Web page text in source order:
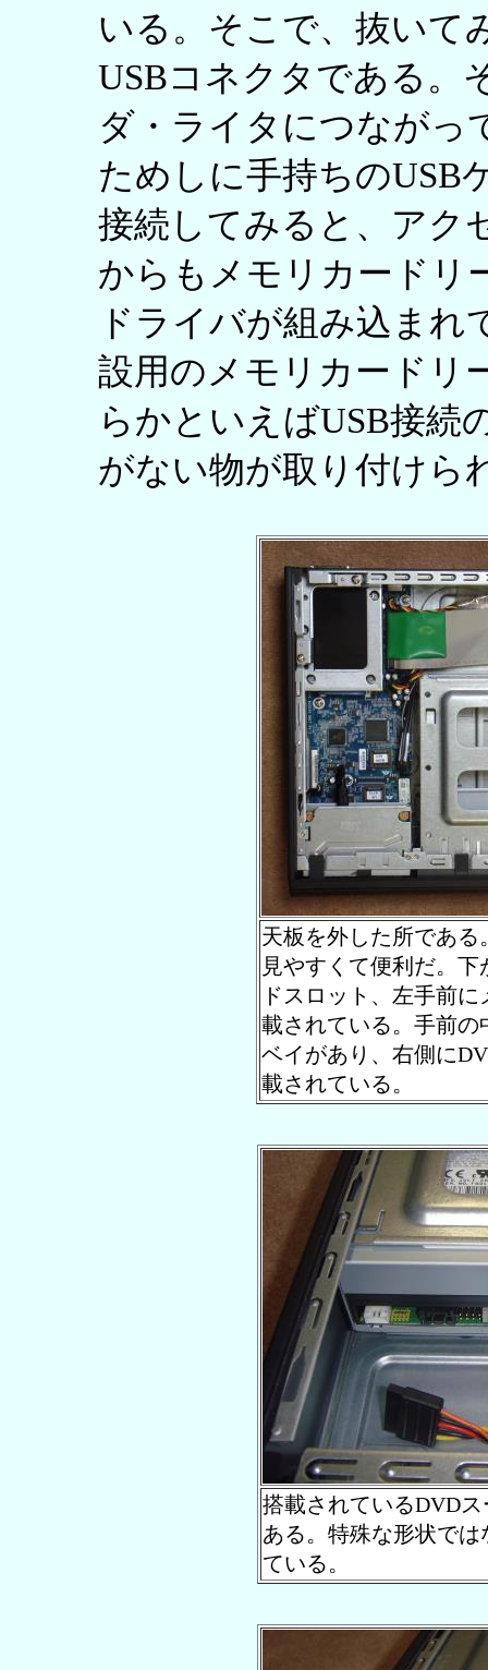
いる。そこで、抜いて
USBコネクタである。
ダ・ライタにつながっ
ためしに手持ちのUSB
接続してみると、アク
からもメモリカードリ
ドライバが組み込まれ
設用のメモリカードリ
らかといえばUSB接続
がない物が取り付けら
天板を外した所であ
見やすくて便利だ。
ドスロット、左手前
載されている。手前の
ベイがあり、右側に
載されている。
搭載されているDVD
ある。特殊な形状で
ている。